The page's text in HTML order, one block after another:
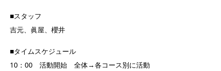
■スタッフ
吉元、眞屋、櫻井
■タイムスケジュール
10：00 活動開始 全体→各コース別に活動